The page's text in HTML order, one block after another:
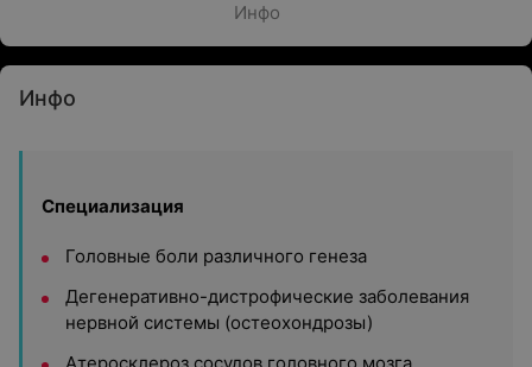
Инфо
Инфо
Специализация
Головные боли различного генеза
Дегенеративно-дистрофические заболевания
нервной системы (остеохондрозы)